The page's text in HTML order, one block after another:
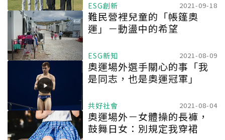
ESG創新 2021-09-18
難民營裡兒童的「帳篷奧
運」－動盪中的希望
ESG新知 2021-08-09
奧運場外選手關心的事「我
是同志，也是奧運冠軍」
共好社會 2021-08-04
奧運場外－女體操的長褲，
鼓舞日女：別規定我穿裙